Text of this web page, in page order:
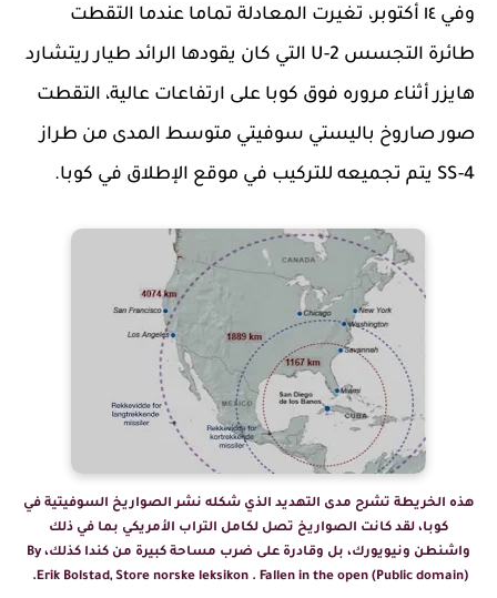
وفي ١٤ أكتوبر، تغيرت المعادلة تماما عندما التقطت
طائرة التجسس U-2 التي كان يقودها الرائد طيار ريتشارد
هايزر أثناء مروره فوق كوبا على ارتفاعات عالية، التقطت
صور صاروخ باليستي سوفيتي متوسط المدى من طراز
SS-4 يتم تجميعه للتركيب في موقع الإطلاق في كوبا.
هذه الخريطة تشرح مدى التهديد الذي شكله نشر الصواريخ السوفيتية في
كوبا، لقد كانت الصواريخ تصل لكامل التراب الأمريكي بما في ذلك
واشنطن ونيويورك، بل وقادرة على ضرب مساحة كبيرة من كندا كذلك، By
Erik Bolstad, Store norske leksikon . Fallen in the open (Public domain).